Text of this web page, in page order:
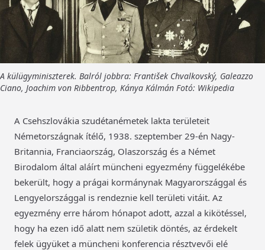
A külügyminiszterek. Balról jobbra: František Chvalkovský, Galeazzo
Ciano, Joachim von Ribbentrop, Kánya Kálmán Fotó: Wikipedia
A Csehszlovákia szudétanémetek lakta területeit
Németországnak ítélő, 1938. szeptember 29-én Nagy-
Britannia, Franciaország, Olaszország és a Német
Birodalom által aláírt müncheni egyezmény függelékébe
bekerült, hogy a prágai kormánynak Magyarországgal és
Lengyelországgal is rendeznie kell területi vitáit. Az
egyezmény erre három hónapot adott, azzal a kikötéssel,
hogy ha ezen idő alatt nem születik döntés, az érdekelt
felek ügyüket a müncheni konferencia résztvevői elé